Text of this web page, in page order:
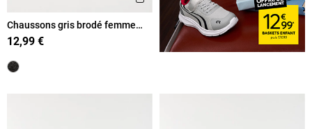
Chaussons gris brodé femme
(36-41)
12,99 €